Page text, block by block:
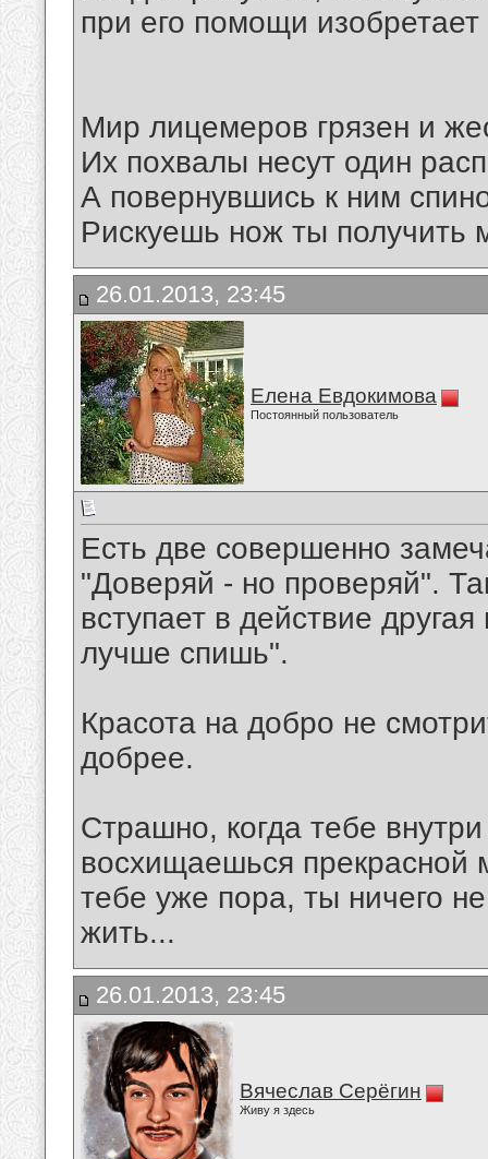
при его помощи
Мир лицемеров грязен и
Их похвалы несут один
А повернувшись к ним
Рискуешь нож ты получить
26.01.2013, 23:45
Елена Евдокимова
Постоянный пользователь
Есть две совершенно
"Доверяй - но проверяй".
вступает в действие
лучше спишь".
Красота на добро не
добрее.
Страшно, когда тебе
восхищаешься прекрасной
тебе уже пора, ты ничего
жить...
26.01.2013, 23:45
Вячеслав Серёгин
Живу я здесь